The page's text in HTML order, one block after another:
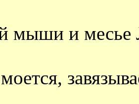
мыши и месье